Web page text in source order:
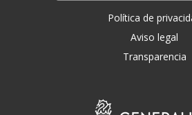
Política de
Aviso legal
Transparencia